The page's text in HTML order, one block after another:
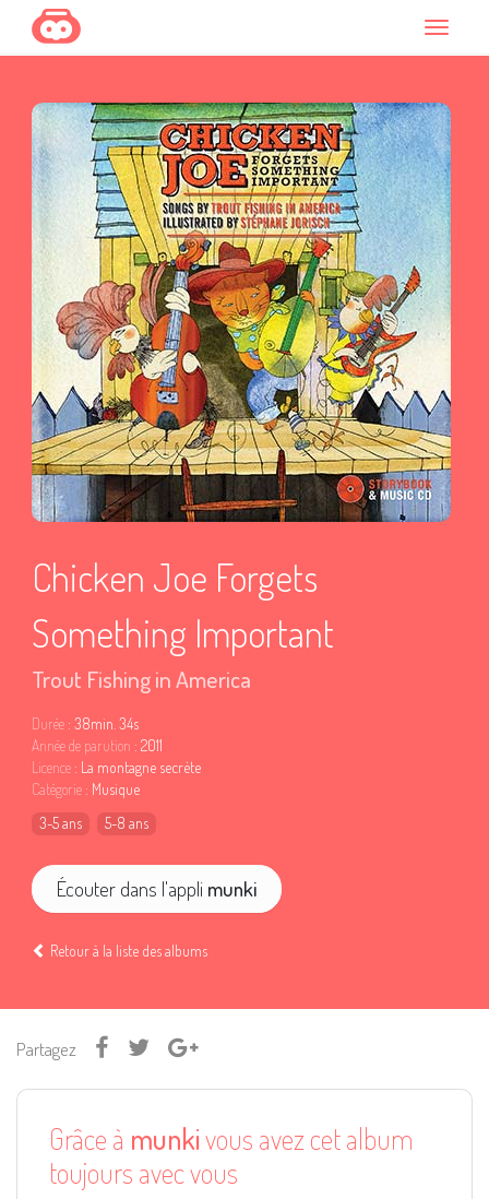
Chicken Joe Forgets
Something Important
Trout Fishing in America
Durée : 38min. 34s
Année de parution : 2011
Licence : La montagne secrète
Catégorie : Musique
3-5 ans
5-8 ans
Écouter dans l'appli munki
Retour à la liste des albums
Partagez
Grâce à munkivous avez cet album
toujours avec vous